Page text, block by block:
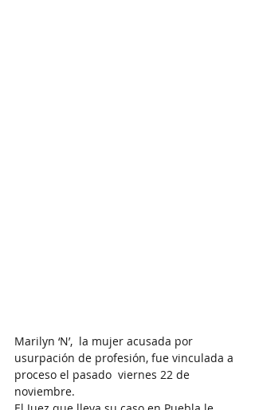
Marilyn ‘N’,  la mujer acusada por
usurpación de profesión, fue vinculada a
proceso el pasado  viernes 22 de
noviembre.